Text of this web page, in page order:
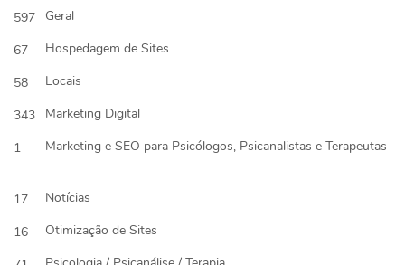
597
Geral
67
Hospedagem de Sites
58
Locais
343
Marketing Digital
1
Marketing e SEO para Psicólogos, Psicanalistas e Terapeutas
17
Notícias
16
Otimização de Sites